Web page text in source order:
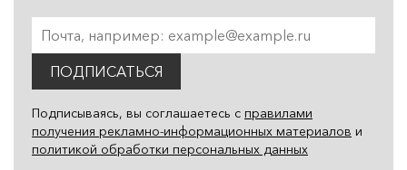
ПОДПИСАТЬСЯ
Подписываясь, вы соглашаетесь с правилами
получения рекламно-информационных материалов и
политикой обработки персональных данных